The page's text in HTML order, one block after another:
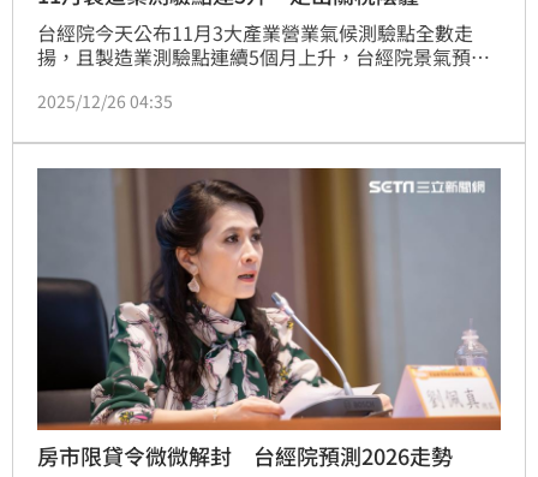
台經院今天公布11月3大產業營業氣候測驗點全數走
揚，且製造業測驗點連續5個月上升，台經院景氣預測
美國關稅陰霾，並期待國際局勢好轉之下，明年能夠
2025/12/26 04:35
房市限貸令微微解封 台經院預測2026走勢